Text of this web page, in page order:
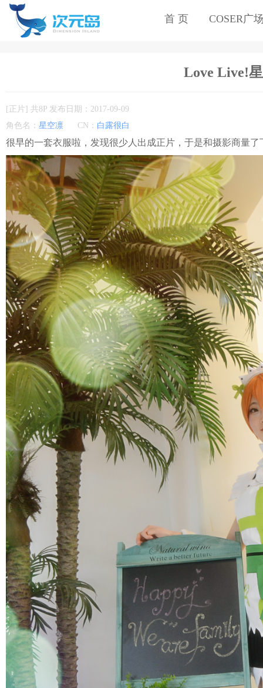
首 页 COSER广
Love Live!
[正片] 共8P 发布日期：2017-09-09
角色名： 星空凛 CN： 白露很白
很早的一套衣服啦，发现很少人出成正片，于是和摄影商量